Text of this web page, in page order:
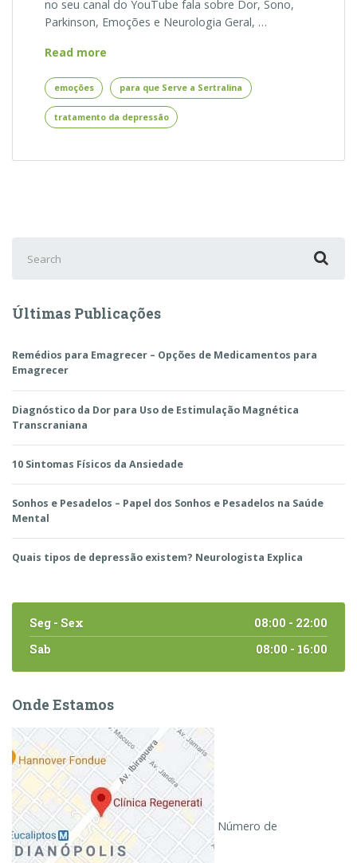
no seu canal do YouTube fala sobre Dor, Sono,
Parkinson, Emoções e Neurologia Geral, …
Read more
Serve
a
Sertralina
Visão
emoções para que Serve a Sertralina
tratamento da depressão
for:
Últimas Publicações
Remédios para Emagrecer – Opções de Medicamentos para
Emagrecer
Diagnóstico da Dor para Uso de Estimulação Magnética
Transcraniana
10 Sintomas Físicos da Ansiedade
Sonhos e Pesadelos – Papel dos Sonhos e Pesadelos na Saúde
Mental
Quais tipos de depressão existem? Neurologista Explica
Seg - Sex
08:00 - 22:00
Sab
08:00 - 16:00
Onde Estamos
Número de